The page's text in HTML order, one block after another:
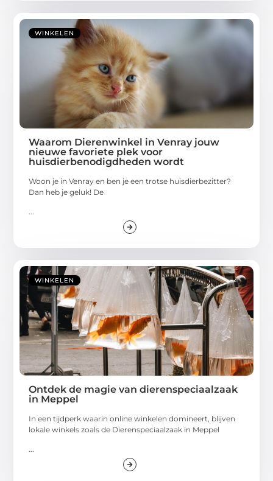
WINKELEN
Waarom Dierenwinkel in Venray jouw
nieuwe favoriete plek voor
huisdierbenodigdheden wordt
Woon je in Venray en ben je een trotse huisdierbezitter?
Dan heb je geluk! De
...
WINKELEN
Ontdek de magie van dierenspeciaalzaak
in Meppel
In een tijdperk waarin online winkelen domineert, blijven
lokale winkels zoals de Dierenspeciaalzaak in Meppel
...